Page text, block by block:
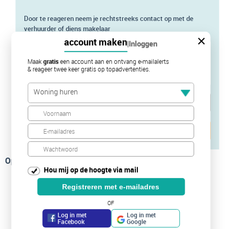
account maken|Inloggen ×
Maakgratiseen account aan en ontvang e-mailalerts
& reageer twee keer gratis op topadvertenties.
Woning huren
Hou mij op de hoogte via mail
Registreren met e-mailadres
OF
Log in met
Facebook
Log in met
Google
Door te reageren neem je rechtstreeks contact op met de
verhuurder of diens makelaar
Op de kaart